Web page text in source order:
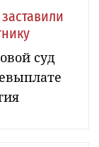
суд